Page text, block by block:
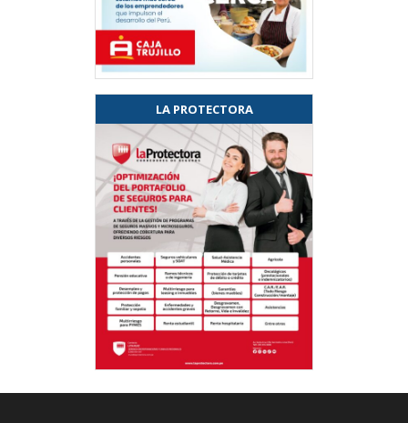
LA PROTECTORA